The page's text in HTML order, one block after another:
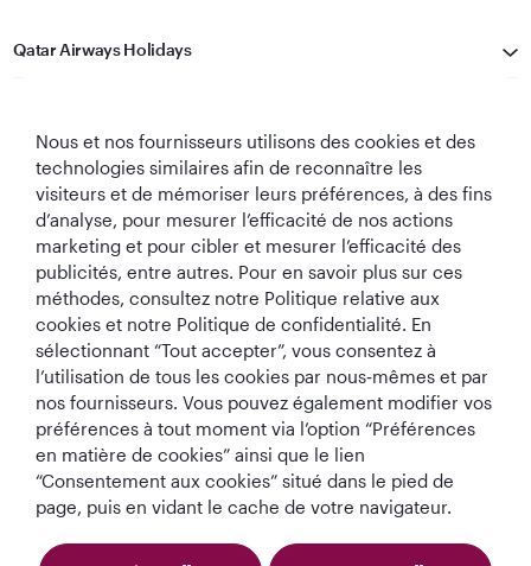
Qatar Airways Holidays
Restons Connectés
Meilleure
Compagnie
Aérienne au
Monde
Meilleure Classe
Affaires au
monde
Meilleur Salon de
Classe Affaires au
monde
Meilleure
Compagnie
Aérienne du
Moyen-Orient
de cookies
Conditions
Nous et nos fournisseurs utilisons des cookies et des
technologies similaires afin de reconnaître les
visiteurs et de mémoriser leurs préférences, à des fins
d’analyse, pour mesurer l’efficacité de nos actions
marketing et pour cibler et mesurer l’efficacité des
publicités, entre autres. Pour en savoir plus sur ces
méthodes, consultez notre Politique relative aux
cookies et notre Politique de confidentialité. En
sélectionnant “Tout accepter”, vous consentez à
l’utilisation de tous les cookies par nous‑mêmes et par
nos fournisseurs. Vous pouvez également modifier vos
préférences à tout moment via l’option “Préférences
en matière de cookies” ainsi que le lien
“Consentement aux cookies” situé dans le pied de
page, puis en vidant le cache de votre navigateur.